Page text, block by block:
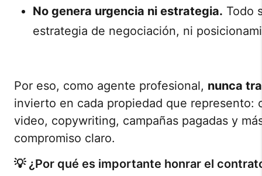
No genera urgencia ni estrategia. Todo
estrategia de negociación, ni
Por eso, como agente profesional, nunca
invierto en cada propiedad que represento:
video, copywriting, campañas pagadas y
compromiso claro.
💡 ¿Por qué es importante honrar el